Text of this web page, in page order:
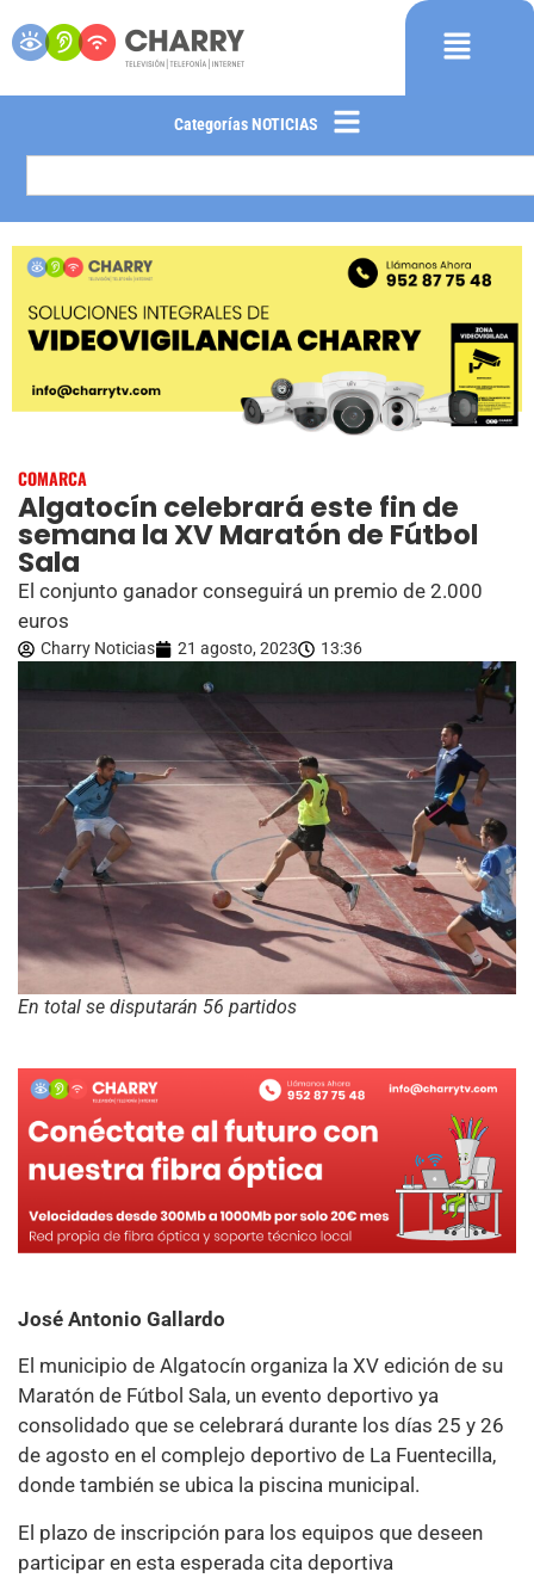
Categorías NOTICIAS
COMARCA
Algatocín celebrará este fin de
semana la XV Maratón de Fútbol
Sala
El conjunto ganador conseguirá un premio de 2.000
euros
Charry Noticias 21 agosto, 2023 13:36
En total se disputarán 56 partidos
José Antonio Gallardo
El municipio de Algatocín organiza la XV edición de su
Maratón de Fútbol Sala, un evento deportivo ya
consolidado que se celebrará durante los días 25 y 26
de agosto en el complejo deportivo de La Fuentecilla,
donde también se ubica la piscina municipal.
El plazo de inscripción para los equipos que deseen
participar en esta esperada cita deportiva